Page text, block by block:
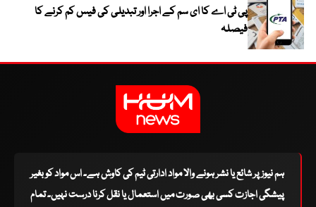
پی ٹی اے کا ای سم کے اجرا اور تبدیلی کی فیس کم کرنے کا
فیصلہ
ہم نیوز پر شائع یا نشر ہونے والا مواد ادارتی ٹیم کی کاوش ہے۔ اس مواد کو بغیر
پیشگی اجازت کسی بھی صورت میں استعمال یا نقل کرنا درست نہیں۔ تمام